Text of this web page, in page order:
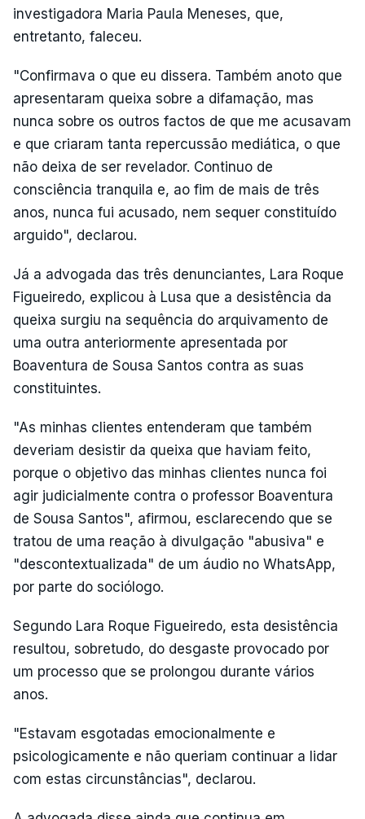
investigadora Maria Paula Meneses, que,
entretanto, faleceu.
"Confirmava o que eu dissera. Também anoto que
apresentaram queixa sobre a difamação, mas
nunca sobre os outros factos de que me acusavam
e que criaram tanta repercussão mediática, o que
não deixa de ser revelador. Continuo de
consciência tranquila e, ao fim de mais de três
anos, nunca fui acusado, nem sequer constituído
arguido", declarou.
Já a advogada das três denunciantes, Lara Roque
Figueiredo, explicou à Lusa que a desistência da
queixa surgiu na sequência do arquivamento de
uma outra anteriormente apresentada por
Boaventura de Sousa Santos contra as suas
constituintes.
"As minhas clientes entenderam que também
deveriam desistir da queixa que haviam feito,
porque o objetivo das minhas clientes nunca foi
agir judicialmente contra o professor Boaventura
de Sousa Santos", afirmou, esclarecendo que se
tratou de uma reação à divulgação "abusiva" e
"descontextualizada" de um áudio no WhatsApp,
por parte do sociólogo.
Segundo Lara Roque Figueiredo, esta desistência
resultou, sobretudo, do desgaste provocado por
um processo que se prolongou durante vários
anos.
"Estavam esgotadas emocionalmente e
psicologicamente e não queriam continuar a lidar
com estas circunstâncias", declarou.